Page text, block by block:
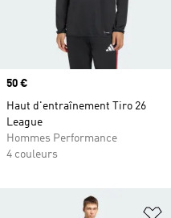
Prix
50 €
Haut d'entraînement Tiro 26
League
Hommes Performance
4 couleurs